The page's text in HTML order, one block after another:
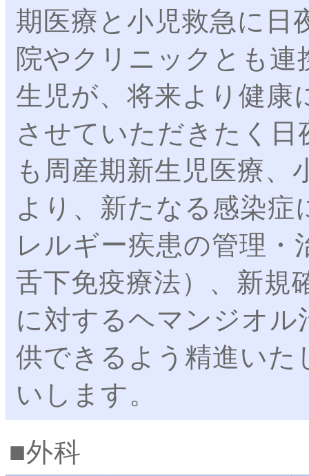
期医療と小児救急に日
院やクリニックとも
生児が、将来より健康
させていただきたく
も周産期新生児医療、
より、新たなる感染
レルギー疾患の管理・
舌下免疫療法）、新規
に対するヘマンジオ
供できるよう精進い
いします。
外科